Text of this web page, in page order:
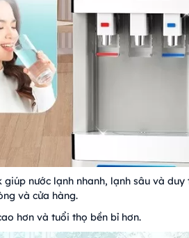
nước lạnh nhanh, lạnh sâu và
và cửa hàng.
hơn và tuổi thọ bền bỉ hơn.